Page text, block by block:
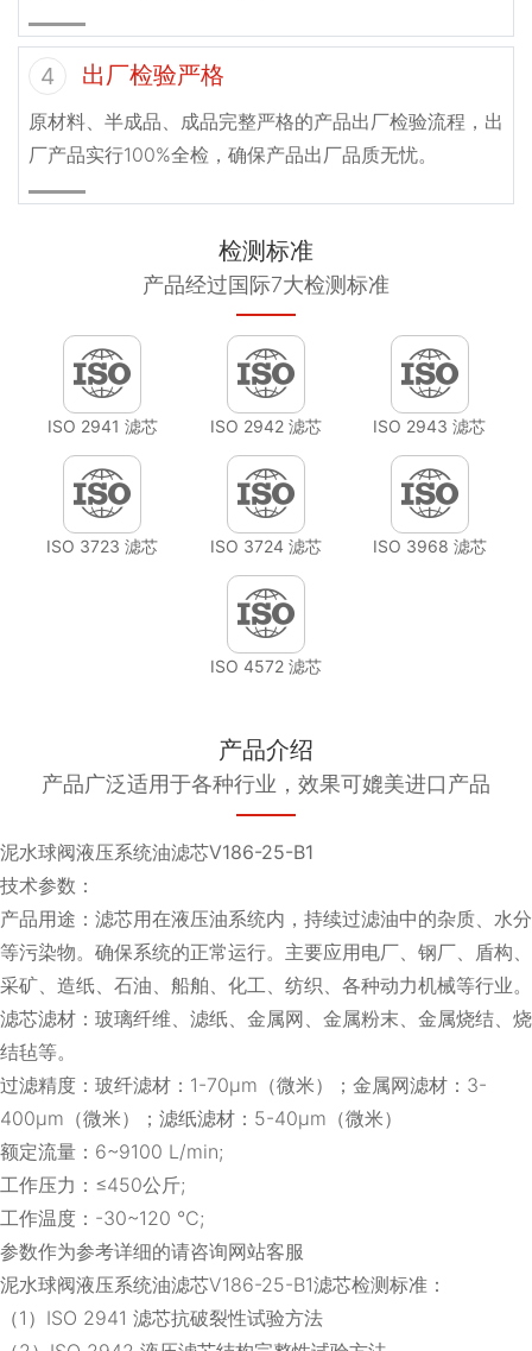
4 出厂检验严格
原材料、半成品、成品完整严格的产品出厂检验流程，出
厂产品实行100%全检，确保产品出厂品质无忧。
检测标准
产品经过国际7大检测标准
ISO 2941 滤芯 ISO 2942 滤芯 ISO 2943 滤芯
ISO 3723 滤芯 ISO 3724 滤芯 ISO 3968 滤芯
ISO 4572 滤芯
产品介绍
产品广泛适用于各种行业，效果可媲美进口产品
泥水球阀液压系统油滤芯V186-25-B1
技术参数：
产品用途：滤芯用在液压油系统内，持续过滤油中的杂质、水分
等污染物。确保系统的正常运行。主要应用电厂、钢厂、盾构、
采矿、造纸、石油、船舶、化工、纺织、各种动力机械等行业。
滤芯滤材：玻璃纤维、滤纸、金属网、金属粉末、金属烧结、烧
结毡等。
过滤精度：玻纤滤材：1-70μm（微米）；金属网滤材：3-
400μm（微米）；滤纸滤材：5-40μm（微米）
额定流量：6~9100 L/min;
工作压力：≤450公斤;
工作温度：-30~120 ℃;
参数作为参考详细的请咨询网站客服
泥水球阀液压系统油滤芯V186-25-B1滤芯检测标准：
（1）ISO 2941 滤芯抗破裂性试验方法